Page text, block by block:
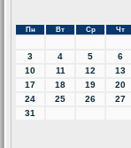
Пн Вт Ср Чт
3
4 5 6
10
11 12 13
17
18 19 20
24
25 26 27
31